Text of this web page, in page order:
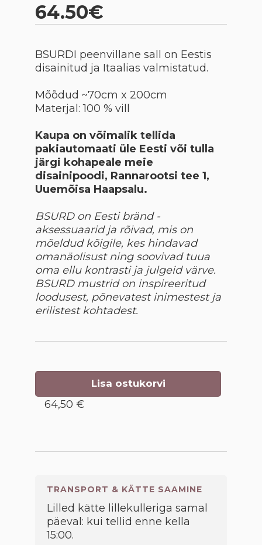
64.50€
BSURDI peenvillane sall on Eestis
disainitud ja Itaalias valmistatud.
Mõõdud ~70cm x 200cm
Materjal: 100 % vill
Kaupa on võimalik tellida
pakiautomaati üle Eesti või tulla
järgi kohapeale meie
disainipoodi, Rannarootsi tee 1,
Uuemõisa Haapsalu.
BSURD on Eesti bränd -
aksessuaarid ja rõivad, mis on
mõeldud kõigile, kes hindavad
omanäolisust ning soovivad tuua
oma ellu kontrasti ja julgeid värve.
BSURD mustrid on inspireeritud
loodusest, põnevatest inimestest ja
erilistest kohtadest.
Lisa ostukorvi
64,50 €
TRANSPORT & KÄTTE SAAMINE
Lilled kätte lillekulleriga samal
päeval: kui tellid enne kella
15:00.